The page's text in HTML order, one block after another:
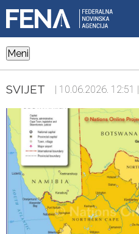
Meni
SVIJET | 10.06.2026. 12:51 |